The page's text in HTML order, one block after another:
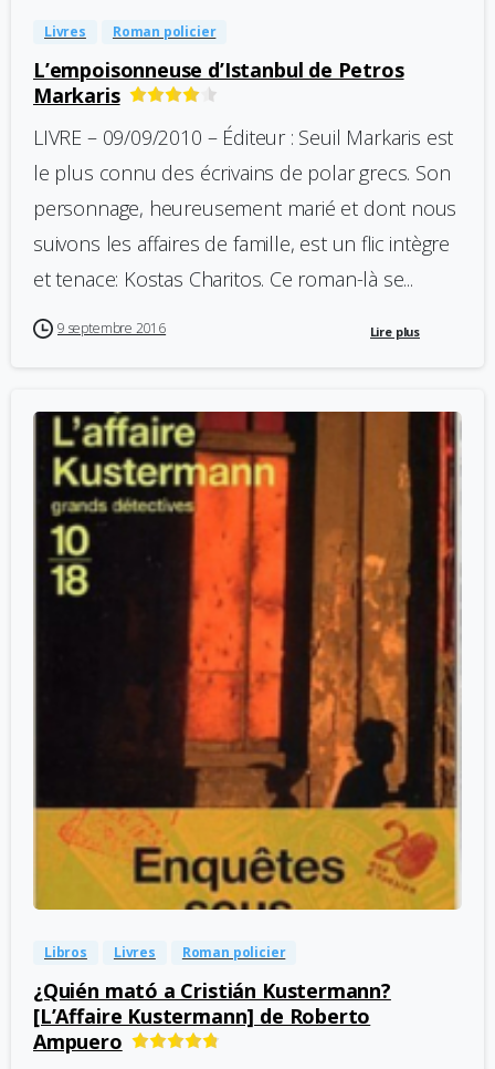
Livres Roman policier
L’empoisonneuse d’Istanbul de Petros
Markaris
LIVRE – 09/09/2010 – Éditeur : Seuil Markaris est
le plus connu des écrivains de polar grecs. Son
personnage, heureusement marié et dont nous
suivons les affaires de famille, est un flic intègre
et tenace: Kostas Charitos. Ce roman-là se...
9 septembre 2016 Lire plus
0 -
Libros Livres Roman policier
¿Quién mató a Cristián Kustermann?
[L’Affaire Kustermann] de Roberto
Ampuero